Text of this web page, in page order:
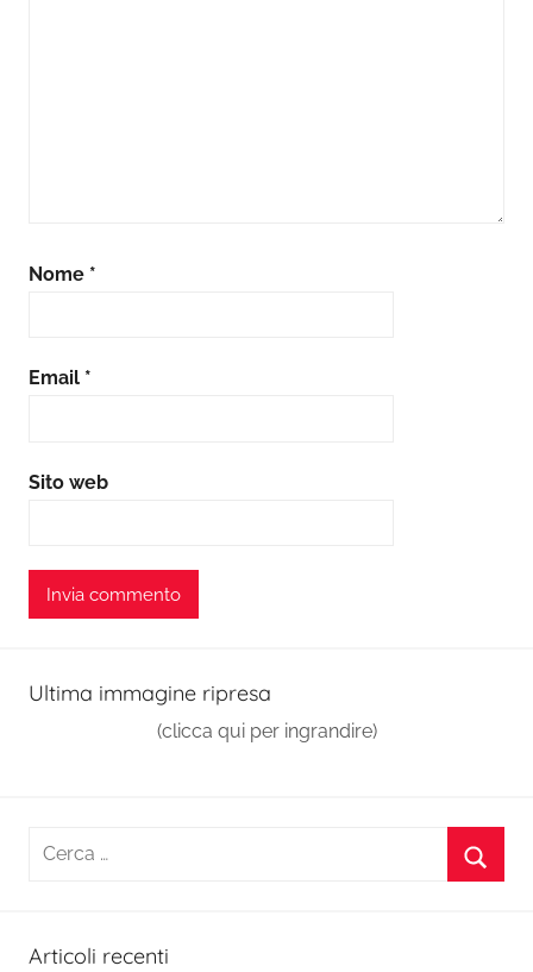
Nome *
Email *
Sito web
Ultima immagine ripresa
(clicca qui per ingrandire)
Ricerca
Articoli recenti